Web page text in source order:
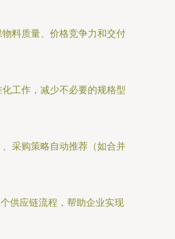
料质量、价格竞争力和交付
工作，减少不必要的规格型
采购策略自动推荐（如合并
供应链流程，帮助企业实现